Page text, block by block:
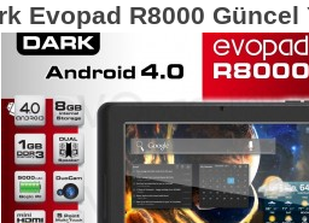
Evopad R8000 Güncel